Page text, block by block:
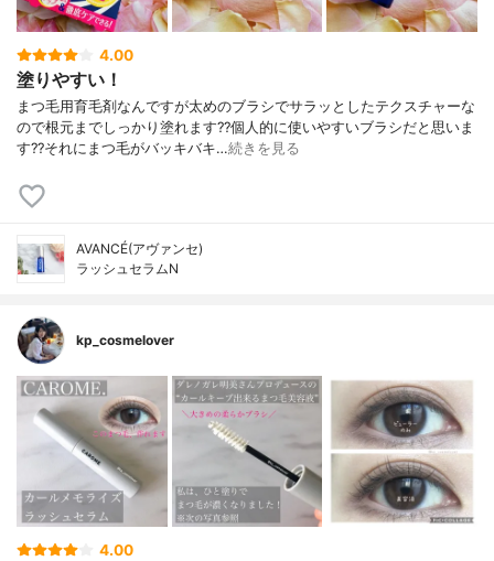
4.00
塗りやすい！
まつ毛用育毛剤なんですが太めのブラシでサラッとしたテクスチャーな
ので根元までしっかり塗れます??個人的に使いやすいブラシだと思いま
す??それにまつ毛がバッキバキ…続きを見る
AVANCÉ(アヴァンセ)
ラッシュセラムN
kp_cosmelover
4.00